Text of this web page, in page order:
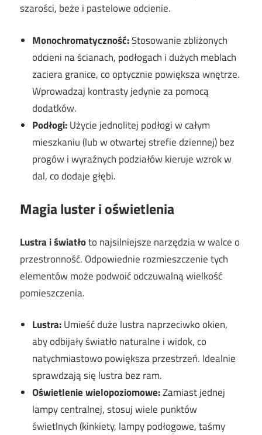
szarości, beże i pastelowe odcienie.
Monochromatyczność:Stosowanie zbliżonych
odcieni na ścianach, podłogach i dużych meblach
zaciera granice, co optycznie powiększa wnętrze.
Wprowadzaj kontrasty jedynie za pomocą
dodatków.
Podłogi:Użycie jednolitej podłogi w całym
mieszkaniu (lub w otwartej strefie dziennej) bez
progów i wyraźnych podziałów kieruje wzrok w
dal, co dodaje głębi.
Magia luster i oświetlenia
Lustra i światłoto najsilniejsze narzędzia w walce o
przestronność. Odpowiednie rozmieszczenie tych
elementów może podwoić odczuwalną wielkość
pomieszczenia.
Lustra:Umieść duże lustra naprzeciwko okien,
aby odbijały światło naturalne i widok, co
natychmiastowo powiększa przestrzeń. Idealnie
sprawdzają się lustra bez ram.
Oświetlenie wielopoziomowe:Zamiast jednej
lampy centralnej, stosuj wiele punktów
świetlnych (kinkiety, lampy podłogowe, taśmy